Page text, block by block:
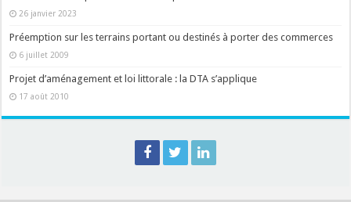
26 janvier 2023
Préemption sur les terrains portant ou destinés à porter des commerces
6 juillet 2009
Projet d’aménagement et loi littorale : la DTA s’applique
17 août 2010